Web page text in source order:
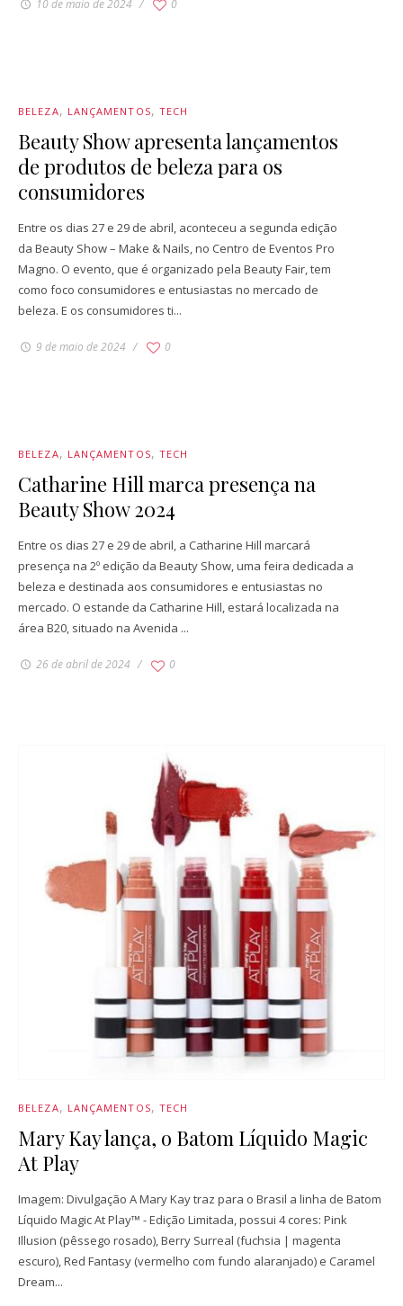
10 de maio de 2024 0
BELEZA LANÇAMENTOS TECH
Beauty Show apresenta lançamentos
de produtos de beleza para os
consumidores
Entre os dias 27 e 29 de abril, aconteceu a segunda edição
da Beauty Show – Make & Nails, no Centro de Eventos Pro
Magno. O evento, que é organizado pela Beauty Fair, tem
como foco consumidores e entusiastas no mercado de
beleza. E os consumidores ti...
9 de maio de 2024 0
BELEZA LANÇAMENTOS TECH
Catharine Hill marca presença na
Beauty Show 2024
Entre os dias 27 e 29 de abril, a Catharine Hill marcará
presença na 2º edição da Beauty Show, uma feira dedicada a
beleza e destinada aos consumidores e entusiastas no
mercado. O estande da Catharine Hill, estará localizada na
área B20, situado na Avenida ...
26 de abril de 2024 0
BELEZA LANÇAMENTOS TECH
Mary Kay lança, o Batom Líquido Magic
At Play
Imagem: Divulgação A Mary Kay traz para o Brasil a linha de Batom
Líquido Magic At Play™ - Edição Limitada, possui 4 cores: Pink
Illusion (pêssego rosado), Berry Surreal (fuchsia | magenta
escuro), Red Fantasy (vermelho com fundo alaranjado) e Caramel
Dream...